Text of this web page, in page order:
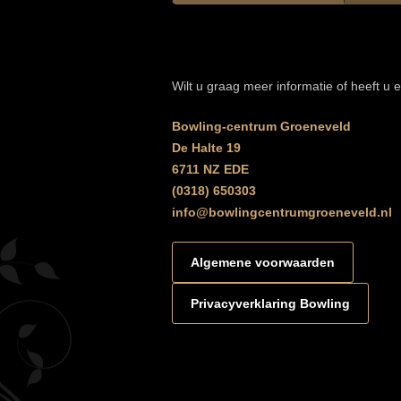
Wilt u graag meer informatie of heeft u
Bowling-centrum Groeneveld
De Halte 19
6711 NZ EDE
(0318) 650303
info@bowlingcentrumgroeneveld.nl
Algemene voorwaarden
Privacyverklaring Bowling